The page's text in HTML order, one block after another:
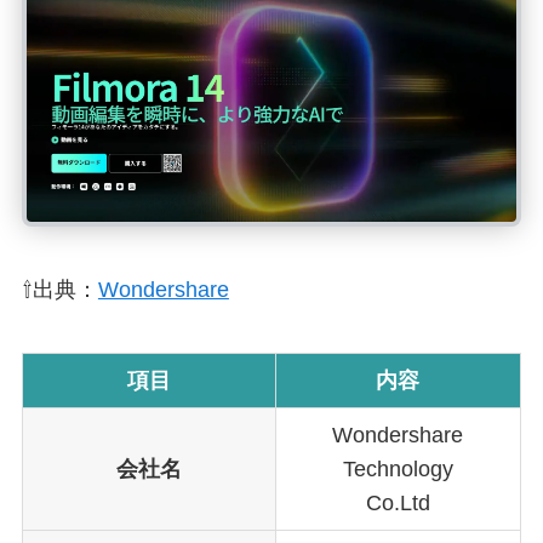
⇧出典： Wondershare
項目 内容
会社名
Wondershare
Technology
Co.Ltd